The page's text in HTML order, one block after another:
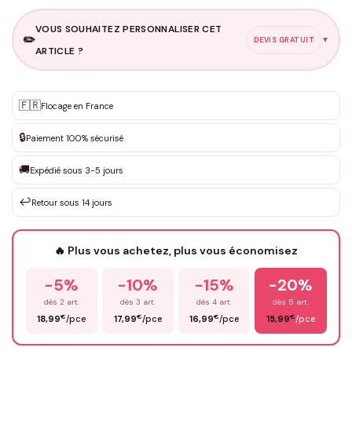
✏️
VOUS SOUHAITEZ PERSONNALISER CET
ARTICLE ?
DEVIS GRATUIT ▼
✨ Personnalisation sur mesure
DEVIS GRATUIT · Personnalisation de 3 à 10€ selon la demande
Que souhaitez-vous ?*
Votre texte / idée*
Prénom*
🇫🇷Flocage en France
🔒Paiement 100% sécurisé
🚚Expédié sous 3-5 jours
↩️Retour sous 14 jours
🔥 Plus vous achetez, plus vous économisez
-5%
dès 2 art.
18,99€/pce
-10%
dès 3 art.
17,99€/pce
-15%
dès 4 art.
16,99€/pce
-20%
dès 5 art.
15,99€/pce